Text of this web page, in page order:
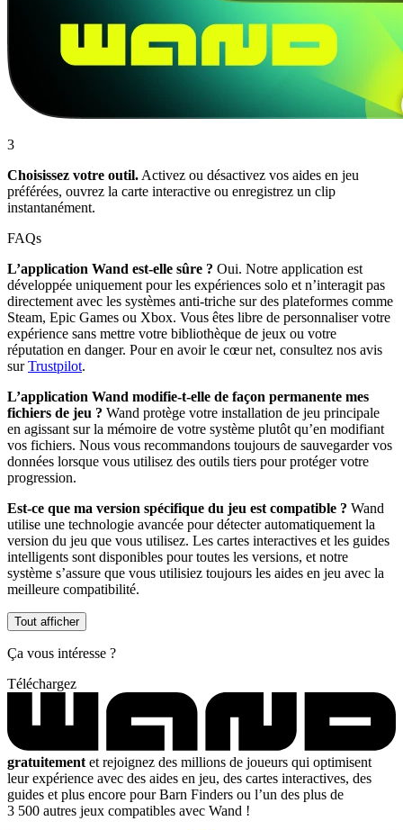
3
Choisissez votre outil. Activez ou désactivez vos aides en jeu
préférées, ouvrez la carte interactive ou enregistrez un clip
instantanément.
FAQs
L’application Wand est-elle sûre ? Oui. Notre application est
développée uniquement pour les expériences solo et n’interagit pas
directement avec les systèmes anti-triche sur des plateformes comme
Steam, Epic Games ou Xbox. Vous êtes libre de personnaliser votre
expérience sans mettre votre bibliothèque de jeux ou votre
réputation en danger. Pour en avoir le cœur net, consultez nos avis
surTrustpilot.
L’application Wand modifie-t-elle de façon permanente mes
fichiers de jeu ? Wand protège votre installation de jeu principale
en agissant sur la mémoire de votre système plutôt qu’en modifiant
vos fichiers. Nous vous recommandons toujours de sauvegarder vos
données lorsque vous utilisez des outils tiers pour protéger votre
progression.
Est-ce que ma version spécifique du jeu est compatible ? Wand
utilise une technologie avancée pour détecter automatiquement la
version du jeu que vous utilisez. Les cartes interactives et les guides
intelligents sont disponibles pour toutes les versions, et notre
système s’assure que vous utilisiez toujours les aides en jeu avec la
meilleure compatibilité.
Tout afficher
Ça vous intéresse ?
Téléchargez
gratuitement et rejoignez des millions de joueurs qui optimisent
leur expérience avec des aides en jeu, des cartes interactives, des
guides et plus encore pour Barn Finders ou l’un des plus de
3 500 autres jeux compatibles avec Wand !